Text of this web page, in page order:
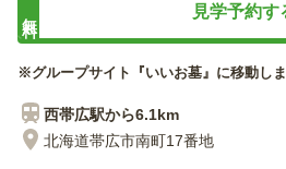
見学予約す
※グループサイト『いいお墓』に移動し
西帯広駅から6.1km
北海道帯広市南町17番地